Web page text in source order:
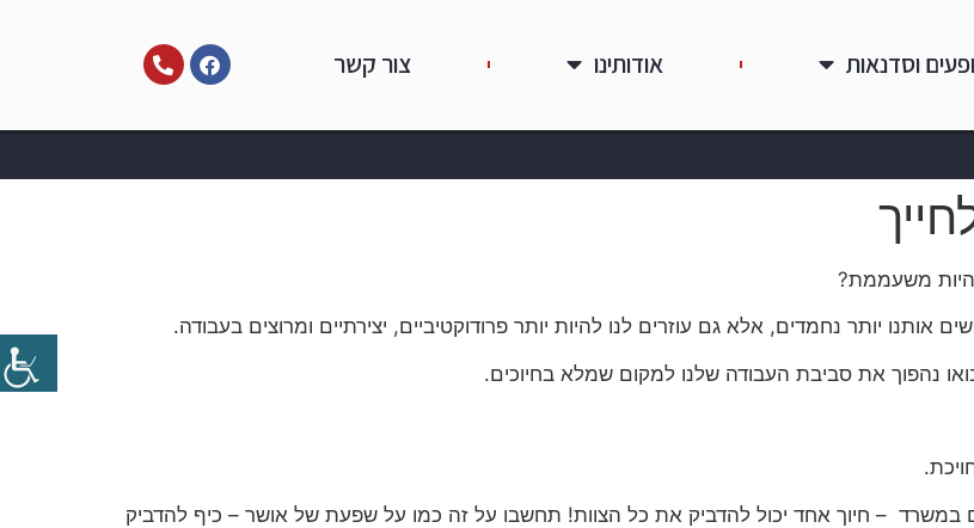
וסדנאות אודותינו צור קשר
משעממת?
אותנו יותר נחמדים, אלא גם עוזרים לנו להיות יותר פרודוקטיביים, יצירתיים ומרוצים בעבודה.
במשרד – חיוך אחד יכול להדביק את כל הצוות! תחשבו על זה כמו על שפעת של אושר – כיף להדביק